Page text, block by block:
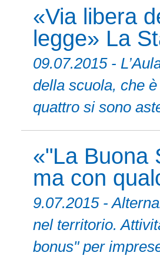
«Via libera
legge» La
09.07.2015 -
della scuola, che
quattro si sono
«"La Buona
ma con
9.07.2015 -
nel territorio.
bonus" per